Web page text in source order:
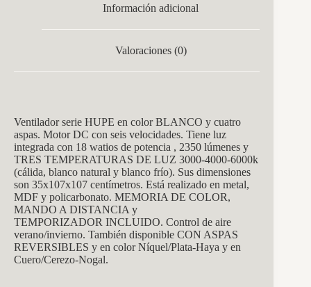
Información adicional
Valoraciones (0)
Ventilador serie HUPE en color BLANCO y cuatro
aspas. Motor DC con seis velocidades. Tiene luz
integrada con 18 watios de potencia , 2350 lúmenes y
TRES TEMPERATURAS DE LUZ 3000-4000-6000k
(cálida, blanco natural y blanco frío). Sus dimensiones
son 35x107x107 centímetros. Está realizado en metal,
MDF y policarbonato. MEMORIA DE COLOR,
MANDO A DISTANCIA y
TEMPORIZADOR INCLUIDO. Control de aire
verano/invierno. También disponible CON ASPAS
REVERSIBLES y en color Níquel/Plata-Haya y en
Cuero/Cerezo-Nogal.